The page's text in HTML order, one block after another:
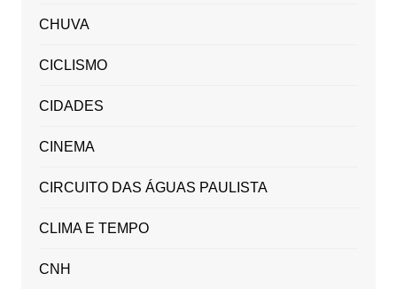
CHUVA
CICLISMO
CIDADES
CINEMA
CIRCUITO DAS ÁGUAS PAULISTA
CLIMA E TEMPO
CNH